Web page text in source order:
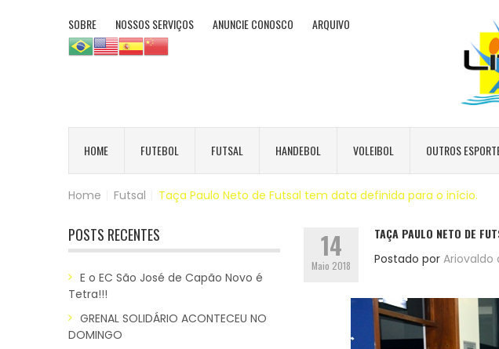
SOBRE NOSSOS SERVIÇOS ANUNCIE CONOSCO ARQUIVO
HOME FUTEBOL FUTSAL HANDEBOL VOLEIBOL OUTROS
Home Futsal Taça Paulo Neto de Futsal tem data definida para o início.
POSTS RECENTES
E o EC São José de Capão Novo é
Tetra!!!
GRENAL SOLIDÁRIO ACONTECEU NO
DOMINGO
14
Maio 2018
TAÇA PAULO NETO DE
Postado por Ariovaldo